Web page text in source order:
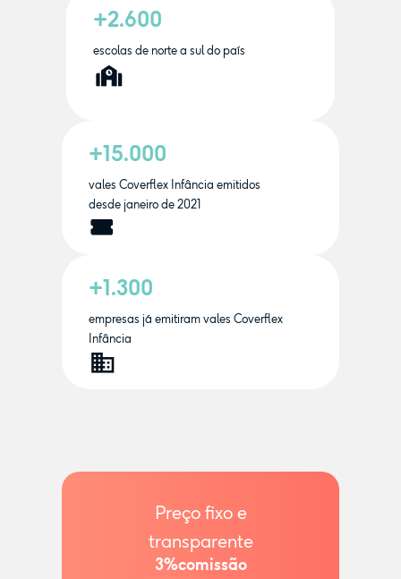
+2.600
escolas de norte a sul do país
+15.000
vales Coverflex Infância emitidos
desde janeiro de 2021
+1.300
empresas já emitiram vales Coverflex
Infância
Preço fixo e
transparente
3%comissão